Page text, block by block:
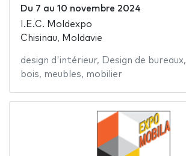
Du 7 au 10 novembre 2024
I.E.C. Moldexpo
Chisinau, Moldavie
design d'intérieur, Design de bureaux,
bois, meubles, mobilier